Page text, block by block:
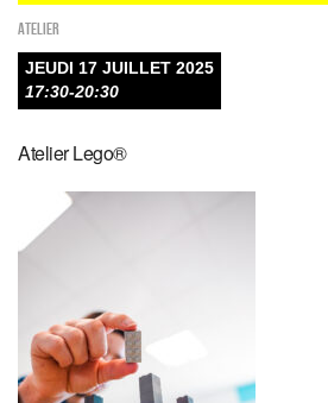
Atelier
JEUDI 17 JUILLET 2025
17:30-20:30
Atelier Lego®